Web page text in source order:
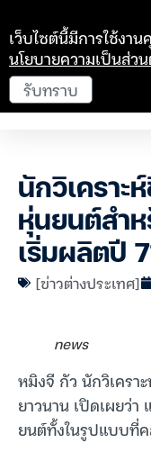
นักวิเคราะ
หุ่นยนต์สำ
เริ่มผลิตปี
[ข่าวต่างประเทศ]
news
หมิงจี กัว นักวิเครา
ยาวนาน เปิดเผยว่
ยนต์ทั้งในรูปแบบที่
เว็บไซต์นี้มีการใช้งา
นโยบายความเป็นส่ว
รับทราบ